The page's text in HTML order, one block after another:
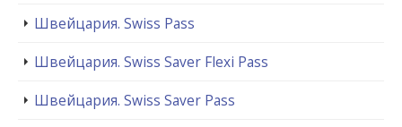
Швейцария. Swiss Pass
Швейцария. Swiss Saver Flexi Pass
Швейцария. Swiss Saver Pass